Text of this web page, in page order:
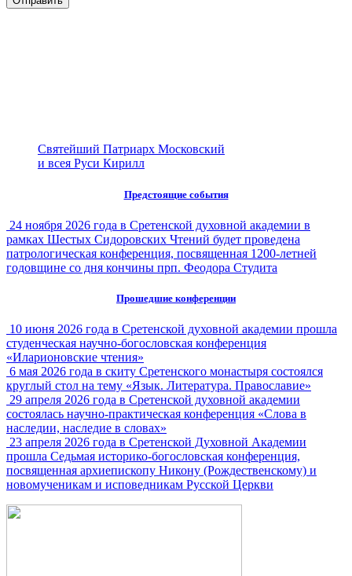
Святейший Патриарх Московский
и всея Руси Кирилл
Предстоящие события
24 ноября 2026 года в Сретенской духовной академии в
рамках Шестых Сидоровских Чтений будет проведена
патрологическая конференция, посвященная 1200-летней
годовщине со дня кончины прп. Феодора Студита
Прошедшие конференции
10 июня 2026 года в Сретенской духовной академии прошла
студенческая научно-богословская конференция
«Иларионовские чтения»
6 мая 2026 года в скиту Сретенского монастыря состоялся
круглый стол на тему «Язык. Литература. Православие»
29 апреля 2026 года в Сретенской духовной академии
состоялась научно-практическая конференция «Слова в
наследии, наследие в словах»
23 апреля 2026 года в Сретенской Духовной Академии
прошла Седьмая историко-богословская конференция,
посвященная архиепископу Никону (Рождественскому) и
новомученикам и исповедникам Русской Церкви